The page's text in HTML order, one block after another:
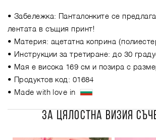
• Забележка: Панталонките се
лентата в същия принт!
• Материя: ацетатна коприна
• Инструкции за третиране: до 30
• Мая е висока 169 см и позира с
• Продуктов код: 01684
• Made with love in
ЗА ЦЯЛОСТНА ВИЗИЯ